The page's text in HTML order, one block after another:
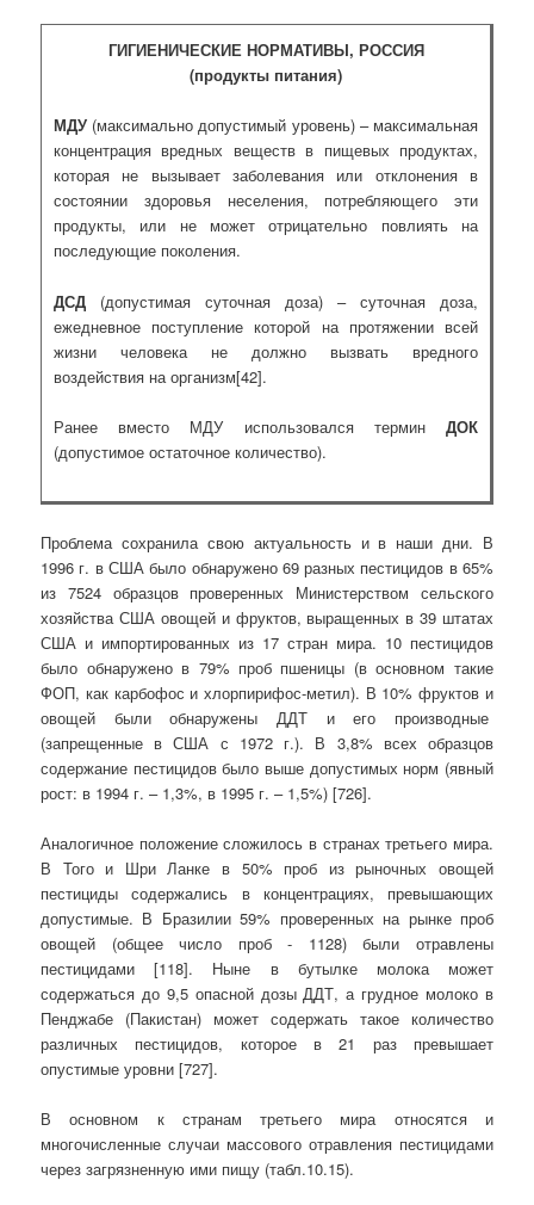
ГИГИЕНИЧЕСКИЕ НОРМАТИВЫ, РОССИЯ
(продукты питания)
МДУ (максимально допустимый уровень) – максимальная
концентрация вредных веществ в пищевых продуктах,
которая не вызывает заболевания или отклонения в
состоянии здоровья неселения, потребляющего эти
продукты, или не может отрицательно повлиять на
последующие поколения.
ДСД (допустимая суточная доза) – суточная доза,
ежедневное поступление которой на протяжении всей
жизни человека не должно вызвать вредного
воздействия на организм[42].
Ранее вместо МДУ использовался термин ДОК
(допустимое остаточное количество).
Проблема сохранила свою актуальность и в наши дни. В
1996 г. в США было обнаружено 69 разных пестицидов в 65%
из 7524 образцов проверенных Министерством сельского
хозяйства США овощей и фруктов, выращенных в 39 штатах
США и импортированных из 17 стран мира. 10 пестицидов
было обнаружено в 79% проб пшеницы (в основном такие
ФОП, как карбофос и хлорпирифос-метил). В 10% фруктов и
овощей были обнаружены ДДТ и его производные
(запрещенные в США с 1972 г.). В 3,8% всех образцов
содержание пестицидов было выше допустимых норм (явный
рост: в 1994 г. – 1,3%, в 1995 г. – 1,5%) [726].
Аналогичное положение сложилось в странах третьего мира.
В Того и Шри Ланке в 50% проб из рыночных овощей
пестициды содержались в концентрациях, превышающих
допустимые. В Бразилии 59% проверенных на рынке проб
овощей (общее число проб - 1128) были отравлены
пестицидами [118]. Ныне в бутылке молока может
содержаться до 9,5 опасной дозы ДДТ, а грудное молоко в
Пенджабе (Пакистан) может содержать такое количество
различных пестицидов, которое в 21 раз превышает
опустимые уровни [727].
В основном к странам третьего мира относятся и
многочисленные случаи массового отравления пестицидами
через загрязненную ими пищу (табл.10.15).